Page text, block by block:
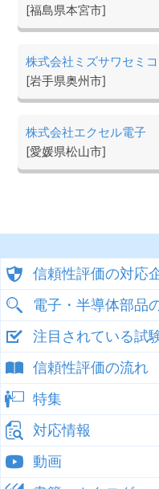
[福島県本宮市]
株式会社ミズサワセミ
[岩手県奥州市]
株式会社エクセル電子
[愛媛県松山市]
信頼性評価の対応
電子・半導体部品
注目されている試
信頼性評価の流れ
特集
対応情報
動画